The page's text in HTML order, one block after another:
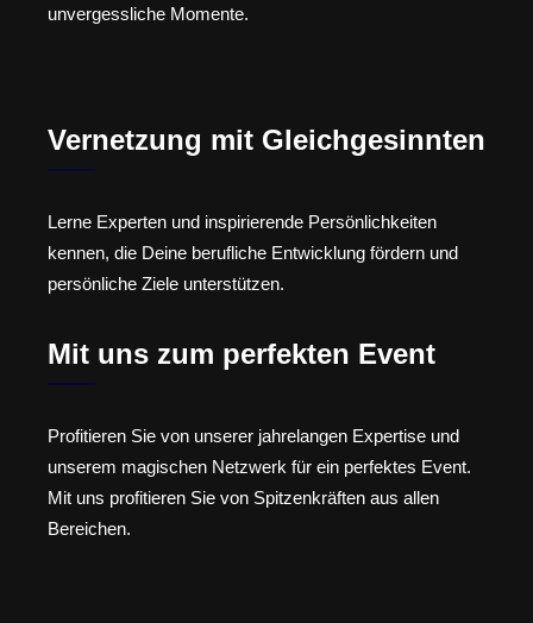
unvergessliche Momente.
Vernetzung mit Gleichgesinnten
Lerne Experten und inspirierende Persönlichkeiten
kennen, die Deine berufliche Entwicklung fördern und
persönliche Ziele unterstützen.
Mit uns zum perfekten Event
Profitieren Sie von unserer jahrelangen Expertise und
unserem magischen Netzwerk für ein perfektes Event.
Mit uns profitieren Sie von Spitzenkräften aus allen
Bereichen.